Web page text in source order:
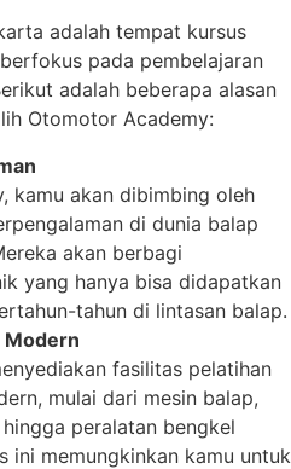
adalah tempat kursus
pada pembelajaran
adalah beberapa alasan
Otomotor Academy:
kamu akan dibimbing oleh
di dunia balap
akan berbagi
yang hanya bisa didapatkan
tahun di lintasan balap.
Modern
fasilitas pelatihan
mulai dari mesin balap,
peralatan bengkel
ini memungkinkan kamu untuk